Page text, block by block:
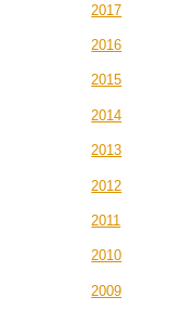
2017
2016
2015
2014
2013
2012
2011
2010
2009